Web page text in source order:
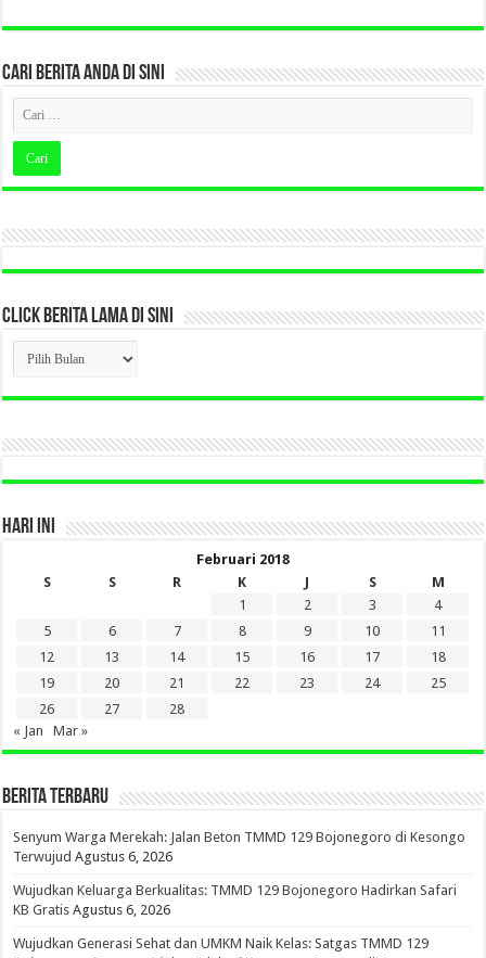
CARI BERITA ANDA DI SINI
CLICK BERITA LAMA DI SINI
CLICK
BERITA
LAMA
DI
HARI INI
Februari 2018
S
S R K J S
M
1
2 3
4
5
6 7 8 9 10
11
12
13 14 15 16 17
18
19
20 21 22 23 24
25
26
27
28
« Jan
Mar »
BERITA TERBARU
Senyum Warga Merekah: Jalan Beton TMMD 129 Bojonegoro di Kesongo
Terwujud Agustus 6, 2026
Wujudkan Keluarga Berkualitas: TMMD 129 Bojonegoro Hadirkan Safari
KB Gratis Agustus 6, 2026
Wujudkan Generasi Sehat dan UMKM Naik Kelas: Satgas TMMD 129